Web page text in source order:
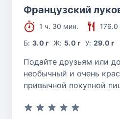
Французский
1 ч. 30 мин.
176.0
Б:3.0 г Ж: 5.0 г У: 29.0 г
Подайте друзьям или
необычный и очень
привычной покупной